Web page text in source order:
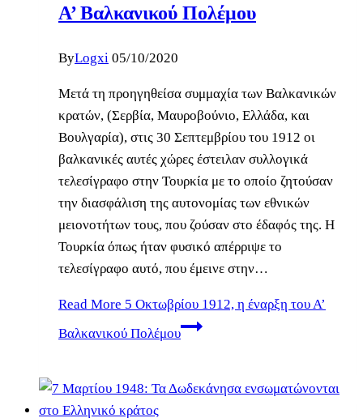
Α’ Βαλκανικού Πολέμου
ByLogxi 05/10/2020
Μετά τη προηγηθείσα συμμαχία των Βαλκανικών
κρατών, (Σερβία, Μαυροβούνιο, Ελλάδα, και
Βουλγαρία), στις 30 Σεπτεμβρίου του 1912 οι
βαλκανικές αυτές χώρες έστειλαν συλλογικά
τελεσίγραφο στην Τουρκία με το οποίο ζητούσαν
την διασφάλιση της αυτονομίας των εθνικών
μειονοτήτων τους, που ζούσαν στο έδαφός της. Η
Τουρκία όπως ήταν φυσικό απέρριψε το
τελεσίγραφο αυτό, που έμεινε στην…
Read More 5 Οκτωβρίου 1912, η έναρξη του Α’
Βαλκανικού Πολέμου